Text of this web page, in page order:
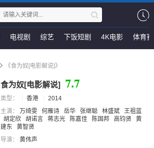
电视剧 综艺 下饭短剧 4K电影 体育
《食为奴[电影解说]》
食为奴[电影解说] 7.7
类型： 香港
2014
主演：
万绮雯 何雁诗 岳华 张继聪 林盛斌
王祖蓝
胡定欣
胡诺言 蒋志光 陈嘉佳 陈国邦 高钧贤
黄
建东
黄智贤
导演：
黄伟声